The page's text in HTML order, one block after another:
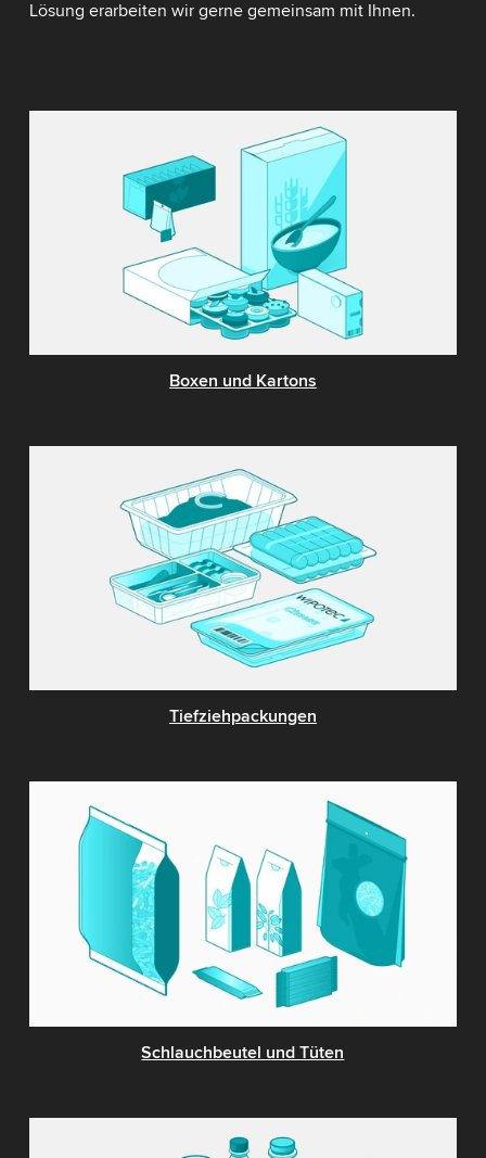
Lösung erarbeiten wir gerne gemeinsam mit Ihnen.
Boxen und Kartons
Tiefziehpackungen
Schlauchbeutel und Tüten